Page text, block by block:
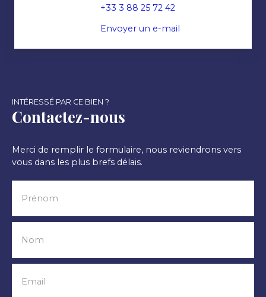
+33 3 88 25 72 42
Envoyer un e-mail
INTÉRESSÉ PAR CE BIEN ?
Contactez-nous
Merci de remplir le formulaire, nous reviendrons vers
vous dans les plus brefs délais.
Prénom
Nom
Email